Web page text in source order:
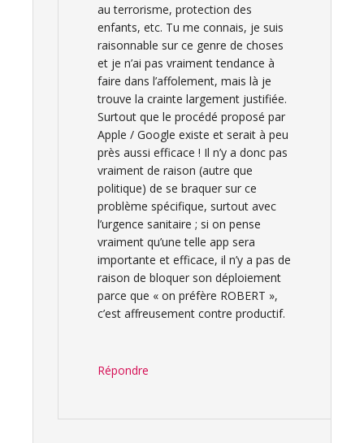
au terrorisme, protection des
enfants, etc. Tu me connais, je suis
raisonnable sur ce genre de choses
et je n’ai pas vraiment tendance à
faire dans l’affolement, mais là je
trouve la crainte largement justifiée.
Surtout que le procédé proposé par
Apple / Google existe et serait à peu
près aussi efficace ! Il n’y a donc pas
vraiment de raison (autre que
politique) de se braquer sur ce
problème spécifique, surtout avec
l’urgence sanitaire ; si on pense
vraiment qu’une telle app sera
importante et efficace, il n’y a pas de
raison de bloquer son déploiement
parce que « on préfère ROBERT »,
c’est affreusement contre productif.
Répondre